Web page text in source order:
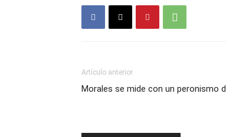
Artículo anterior
Morales se mide con un peronismo